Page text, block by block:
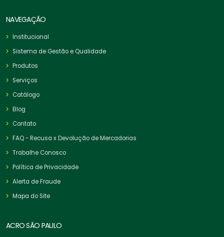
NAVEGAÇÃO
Institucional
Sistema de Gestão e Qualidade
Produtos
Serviços
Catálogo
Blog
Contato
FAQ - Recusa x Devolução de Mercadorias
Trabalhe Conosco
Política de Privacidade
Alerta de Fraude
Mapa do Site
ACRO SÃO PAULO